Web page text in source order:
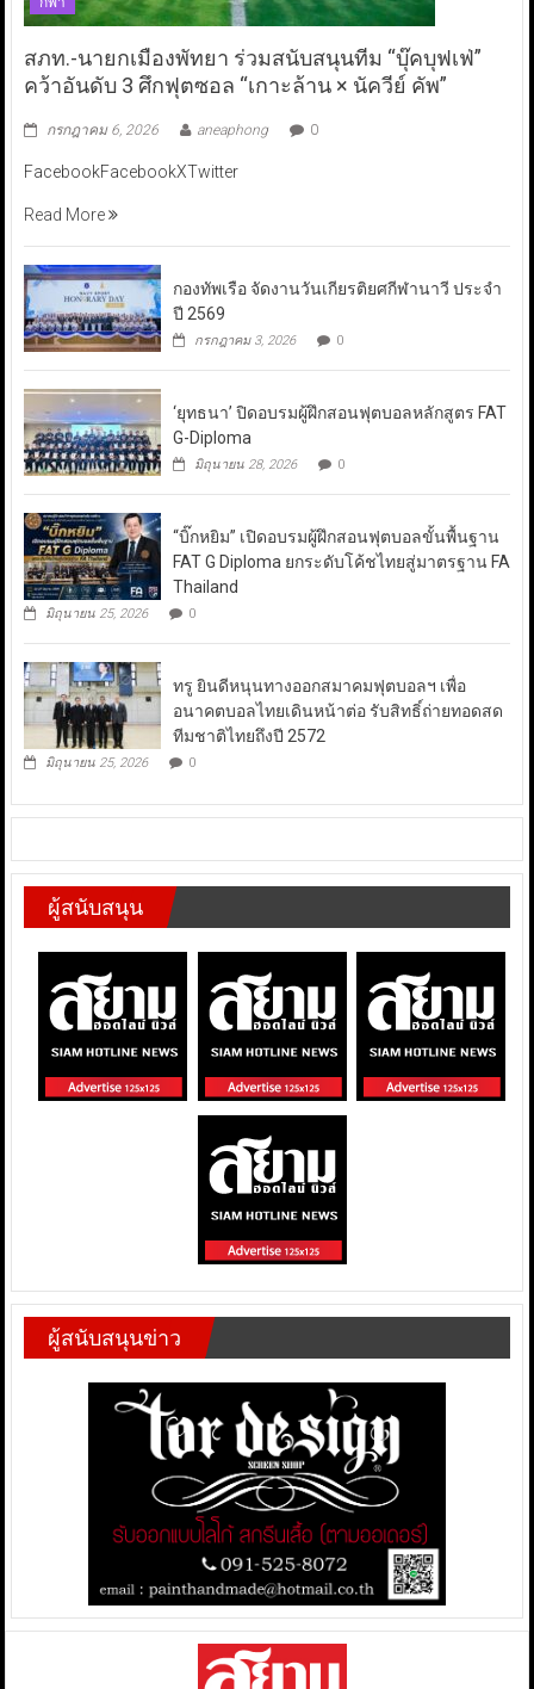
สภท.-นายกเมืองพัทยา ร่วมสนับสนุนทีม “บุ๊คบุฟเฟ่”
คว้าอันดับ 3 ศึกฟุตซอล “เกาะล้าน × นัควีย์ คัพ”
กรกฎาคม 6, 2026 aneaphong 0
FacebookFacebookXTwitter
Read More
กองทัพเรือ จัดงานวันเกียรติยศกีฬานาวี ประจำ
ปี 2569
กรกฎาคม 3, 2026 0
‘ยุทธนา’ ปิดอบรมผู้ฝึกสอนฟุตบอลหลักสูตร FAT
G-Diploma
มิถุนายน 28, 2026 0
“บิ๊กหยิม” เปิดอบรมผู้ฝึกสอนฟุตบอลขั้นพื้นฐาน
FAT G Diploma ยกระดับโค้ชไทยสู่มาตรฐาน FA
Thailand
มิถุนายน 25, 2026 0
ทรู ยินดีหนุนทางออกสมาคมฟุตบอลฯ เพื่อ
อนาคตบอลไทยเดินหน้าต่อ รับสิทธิ์ถ่ายทอดสด
ทีมชาติไทยถึงปี 2572
มิถุนายน 25, 2026 0
ผู้สนับสนุน
ผู้สนับสนุนข่าว